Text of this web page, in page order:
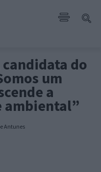
do
um
a
ambiental”
Antunes